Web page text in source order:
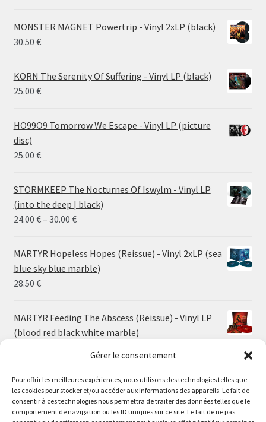
Gérer le consentement
Pour offrir les meilleures expériences, nous utilisons des technologies telles que
les cookies pour stocker et/ou accéder aux informations des appareils. Le fait de
consentir à ces technologies nous permettra de traiter des données telles que le
comportement de navigation ou les ID uniques sur ce site. Le fait de ne pas
Le magasin de Lyon sera fermé du 30 juillet au 17 août
inclus. Les commandes seront expédiées à partir du 18
MONSTER MAGNET Powertrip - Vinyl 2xLP (black)
30.50 €
KORN The Serenity Of Suffering - Vinyl LP (black)
25.00 €
HO99O9 Tomorrow We Escape - Vinyl LP (picture
disc)
25.00 €
STORMKEEP The Nocturnes Of Iswylm - Vinyl LP
(into the deep | black)
24.00 €– 30.00 €Price
24.00 €
through
30.00 €
MARTYR Hopeless Hopes (Reissue) - Vinyl 2xLP (sea
blue sky blue marble)
28.50 €
MARTYR Feeding The Abscess (Reissue) - Vinyl LP
(blood red black white marble)
MARTYR Warp Zone (Reissue) - Vinyl LP (swamp
green orange marble)
23.00€